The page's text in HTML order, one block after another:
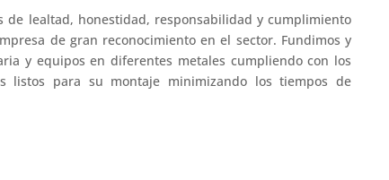
de lealtad, honestidad, responsabilidad y cumplimiento
de gran reconocimiento en el sector. Fundimos y
y equipos en diferentes metales cumpliendo con los
listos para su montaje minimizando los tiempos de